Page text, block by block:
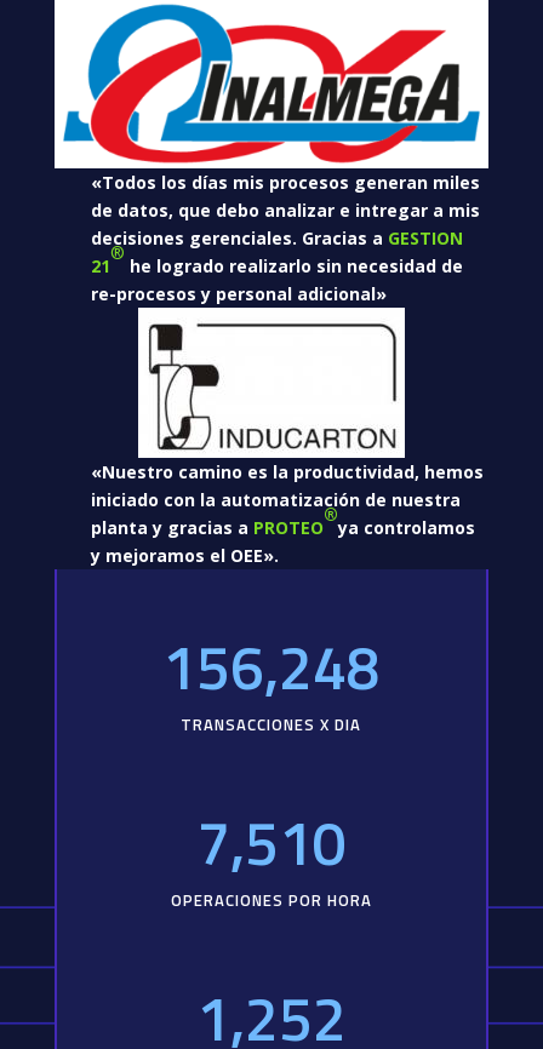
«Todos los días mis procesos generan miles
de datos, que debo analizar e intregar a mis
decisiones gerenciales. Gracias a GESTION
21
®
he logrado realizarlo sin necesidad de
re-procesos y personal adicional»
«Nuestro camino es la productividad, hemos
iniciado con la automatización de nuestra
planta y gracias a PROTEO
®
ya controlamos
y mejoramos el OEE».
156,248
TRANSACCIONES X DIA
7,510
OPERACIONES POR HORA
1,252